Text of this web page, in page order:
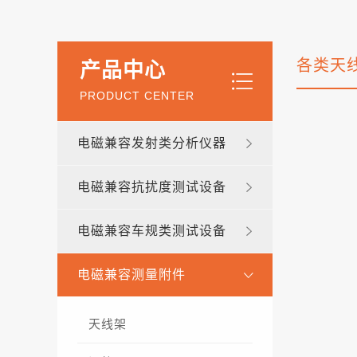
产品中心
PRODUCT CENTER
电磁兼容发射类分析仪器
电磁兼容抗扰度测试设备
电磁兼容车规类测试设备
电磁兼容测量附件
天线架
各类天